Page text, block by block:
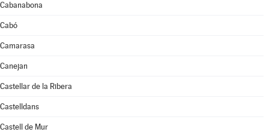
Cabanabona
Cabó
Camarasa
Canejan
Castellar de la Ribera
Castelldans
Castell de Mur